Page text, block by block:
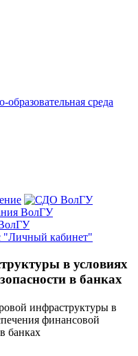
среда
ВолГУ
"Личный кабинет"
в условиях
в банках
инфраструктуры в
финансовой
банках